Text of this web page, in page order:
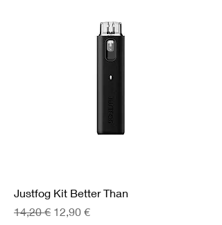
Justfog Kit Better Than
Prezzo regolare
14,20 € Prezzo scontato
12,90 €